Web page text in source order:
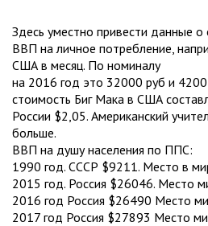
Здесь уместно привести данные
ВВП на личное потребление,
США в месяц. По номиналу
на 2016 год это 32000 руб и
стоимость Биг Мака в США
России $2,05. Американский
больше.
ВВП на душу населения по ППС:
1990 год. СССР $9211. Место в
2015 год. Россия $26046. Место
2016 год Россия $26490 Место
2017 год Россия $27893 Место